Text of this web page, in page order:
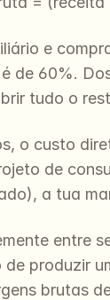
e
de 60%.
tudo o
o custo
de
a tua
entre
produzir
brutas